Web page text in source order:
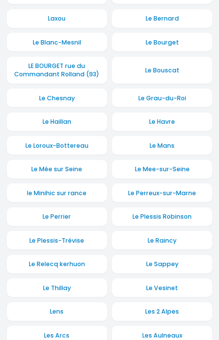
Laxou Le Bernard
Le Blanc-Mesnil Le Bourget
LE BOURGET rue du
Commandant Rolland (93)
Le Bouscat
Le Chesnay Le Grau-du-Roi
Le Haillan Le Havre
Le Loroux-Bottereau Le Mans
Le Mée sur Seine Le Mee-sur-Seine
le Minihic sur rance Le Perreux-sur-Marne
Le Perrier Le Plessis Robinson
Le Plessis-Trévise Le Raincy
Le Relecq kerhuon Le Sappey
Le Thillay Le Vesinet
Lens Les 2 Alpes
Les Arcs Les Aulneaux